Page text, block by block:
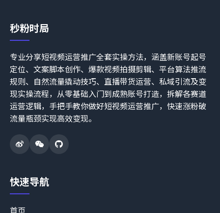
秒粉时局
专业分享短视频运营推广全套实操方法，涵盖新账号起号
定位、文案脚本创作、爆款视频拍摄剪辑、平台算法推流
规则、自然流量撬动技巧、直播带货运营、私域引流及变
现实操流程，从零基础入门到成熟账号打造，拆解各赛道
运营逻辑，手把手教你做好短视频运营推广，快速涨粉破
流量瓶颈实现高效变现。
快速导航
首页